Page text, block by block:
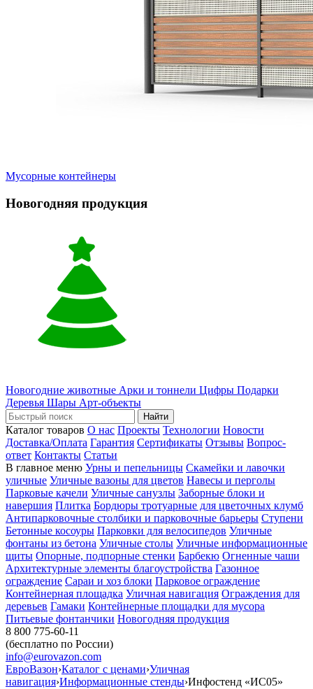
Мусорные контейнеры
Новогодняя продукция
Новогодние животные Арки и тоннели Цифры Подарки
Деревья Шары Арт-объекты
Найти
Каталог товаров О нас Проекты Технологии Новости
Доставка/Оплата Гарантия Сертификаты Отзывы Вопрос-
ответ Контакты Статьи
В главное меню Урны и пепельницы Скамейки и лавочки
уличные Уличные вазоны для цветов Навесы и перголы
Парковые качели Уличные санузлы Заборные блоки и
навершия Плитка Бордюры тротуарные для цветочных клумб
Антипарковочные столбики и парковочные барьеры Ступени
Бетонные косоуры Парковки для велосипедов Уличные
фонтаны из бетона Уличные столы Уличные информационные
щиты Опорные, подпорные стенки Барбекю Огненные чаши
Архитектурные элементы благоустройства Газонное
ограждение Сараи и хоз блоки Парковое ограждение
Контейнерная площадка Уличная навигация Ограждения для
деревьев Гамаки Контейнерные площадки для мусора
Питьевые фонтанчики Новогодняя продукция
8 800 775-60-11
(бесплатно по России)
info@eurovazon.com
ЕвроВазон›Каталог с ценами›Уличная
навигация›Информационные стенды›Инфостенд «ИС05»